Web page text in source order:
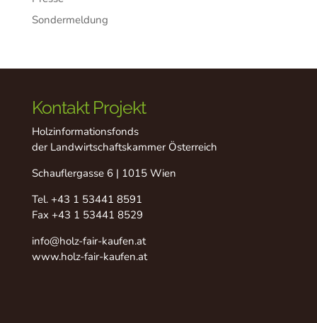
Sondermeldung
Kontakt Projekt
Holzinformationsfonds
der Landwirtschaftskammer Österreich
Schauflergasse 6 | 1015 Wien
Tel. +43 1 53441 8591
Fax +43 1 53441 8529
info@holz-fair-kaufen.at
www.holz-fair-kaufen.at